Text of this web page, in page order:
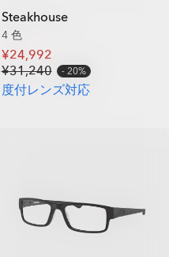
Steakhouse
4 色
¥24,992
¥31,240
20%
度付レンズ対応